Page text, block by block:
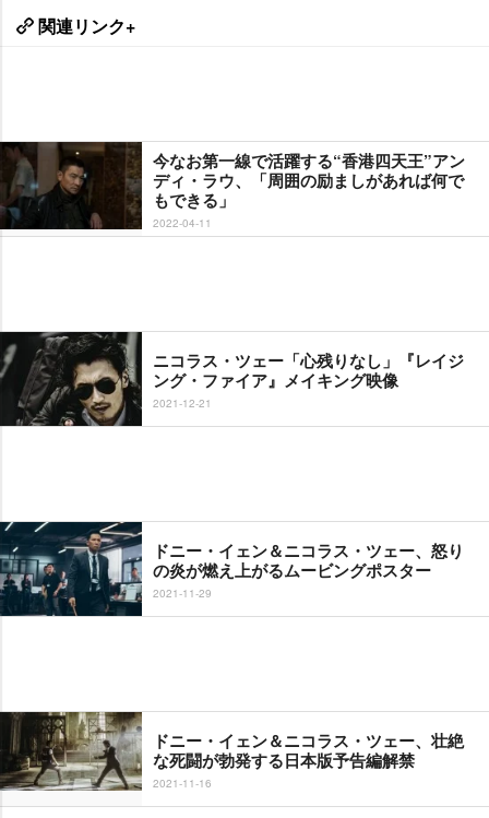
関連リンク+
今なお第一線で活躍する“香港四天王”アン
ディ・ラウ、「周囲の励ましがあれば何で
もできる」
2022-04-11
ニコラス・ツェー「心残りなし」『レイジ
ング・ファイア』メイキング映像
2021-12-21
ドニー・イェン＆ニコラス・ツェー、怒り
の炎が燃え上がるムービングポスター
2021-11-29
ドニー・イェン＆ニコラス・ツェー、壮絶
な死闘が勃発する日本版予告編解禁
2021-11-16